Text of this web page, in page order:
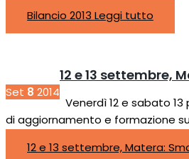
Bilancio 2013 Leggi tutto
Set 8 2014
12 e 13 settembre,
Venerdì 12 e sabato
di aggiornamento e formazione
12 e 13 settembre, Matera: